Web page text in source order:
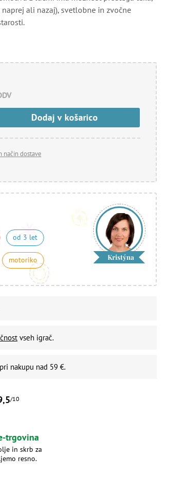
ali nazaj), svetlobne in zvočne
Dodaj v košarico
način dostave
od 3 let
motoriko Kristýna
vseh igrač.
pri nakupu nad 59 €.
/10
trgovina
in skrb za
resno.